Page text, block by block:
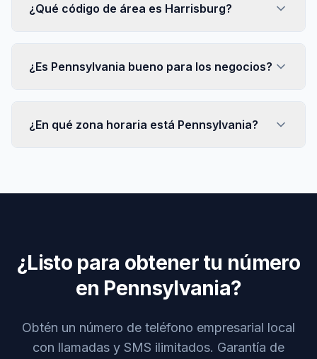
¿Qué código de área es Harrisburg?
¿Es Pennsylvania bueno para los negocios?
¿En qué zona horaria está Pennsylvania?
¿Listo para obtener tu número
en Pennsylvania?
Obtén un número de teléfono empresarial local
con llamadas y SMS ilimitados. Garantía de